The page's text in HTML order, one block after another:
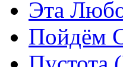
Эта
Пойдём